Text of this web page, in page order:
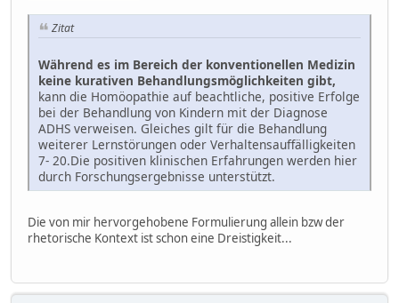
Zitat
Während es im Bereich der konventionellen Medizin
keine kurativen Behandlungsmöglichkeiten gibt,
kann die Homöopathie auf beachtliche, positive Erfolge
bei der Behandlung von Kindern mit der Diagnose
ADHS verweisen. Gleiches gilt für die Behandlung
weiterer Lernstörungen oder Verhaltensauffälligkeiten
7- 20.Die positiven klinischen Erfahrungen werden hier
durch Forschungsergebnisse unterstützt.
Die von mir hervorgehobene Formulierung allein bzw der
rhetorische Kontext ist schon eine Dreistigkeit...